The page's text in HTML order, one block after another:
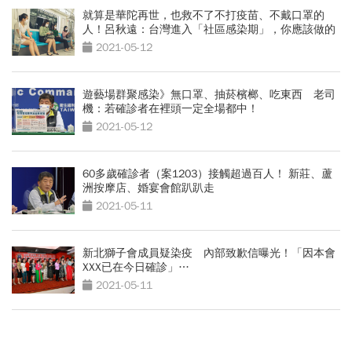
就算是華陀再世，也救不了不打疫苗、不戴口罩的
人！呂秋遠：台灣進入「社區感染期」，你應該做的
10件事
2021-05-12
遊藝場群聚感染》無口罩、抽菸檳榔、吃東西 老司
機：若確診者在裡頭一定全場都中！
2021-05-12
60多歲確診者（案1203）接觸超過百人！ 新莊、蘆
洲按摩店、婚宴會館趴趴走
2021-05-11
新北獅子會成員疑染疫 內部致歉信曝光！「因本會
XXX已在今日確診」…
2021-05-11